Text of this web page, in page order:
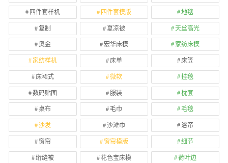
四件套样机 四件套模版 地毯
复制 夏凉被 天丝高光
奥金 宏华床模 家纺床模
家纺样机 床单 床笠
床裙式 微软 挂毯
数码贴图 服装 枕套
桌布 毛巾 毛毯
沙发 沙滩巾 浴帘
窗帘 窗帘模版 细节
绗缝被 花色宝床模 荷叶边